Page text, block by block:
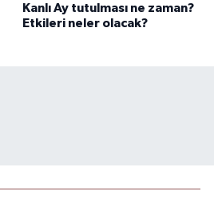
Kanlı Ay tutulması ne zaman?
Etkileri neler olacak?